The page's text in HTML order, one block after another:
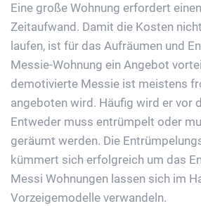
Eine große Wohnung erfordert
Zeitaufwand. Damit die Kosten
laufen, ist für das Aufräumen und
Messie-Wohnung ein Angebot
demotivierte Messie ist meistens
angeboten wird. Häufig wird er vor
Entweder muss entrümpelt oder
geräumt werden. Die
kümmert sich erfolgreich um das
Messi Wohnungen lassen sich im
Vorzeigemodelle verwandeln.